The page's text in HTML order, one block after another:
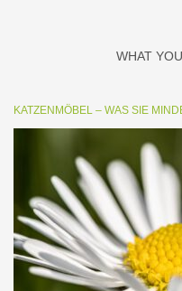
WHAT
KATZENMÖBEL – WAS SIE